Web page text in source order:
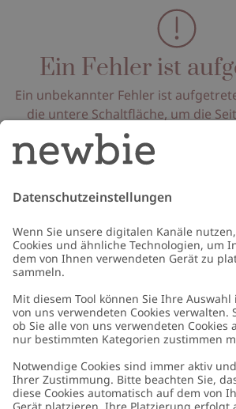
Ein Fehler ist
Ein unbekannter Fehler ist
die untere Schaltfläche, um die
Seite neu laden